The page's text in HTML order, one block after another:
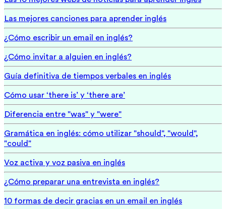
Las mejores canciones para aprender inglés
¿Cómo escribir un email en inglés?
¿Cómo invitar a alguien en inglés?
Guía definitiva de tiempos verbales en inglés
Cómo usar ‘there is’ y ‘there are’
Diferencia entre "was" y "were"
Gramática en inglés: cómo utilizar "should", "would",
"could"
Voz activa y voz pasiva en inglés
¿Cómo preparar una entrevista en inglés?
10 formas de decir gracias en un email en inglés